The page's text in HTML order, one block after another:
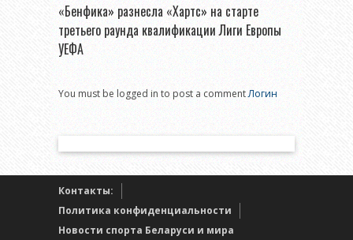
«Бенфика» разнесла «Хартс» на старте
третьего раунда квалификации Лиги Европы
УЕФА
You must be logged in to post a commentЛогин
Контакты:
Политика конфиденциальности
Новости спорта Беларуси и мира